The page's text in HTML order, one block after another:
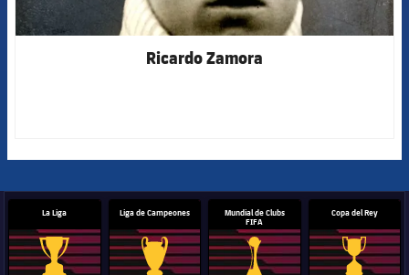
Ricardo Zamora
La Liga Liga de Campeones
Mundial de Clubs
FIFA
Copa del Rey